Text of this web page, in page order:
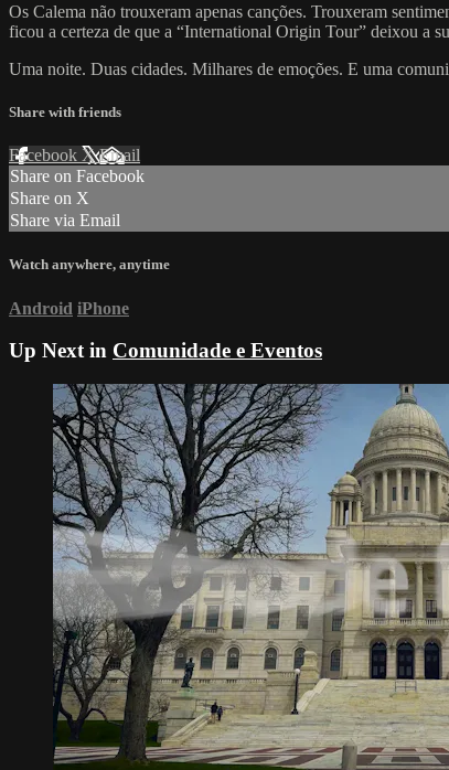
Os Calema não trouxeram apenas canções. Trouxeram
ficou a certeza de que a “International Origin Tour” deixou a
Uma noite. Duas cidades. Milhares de emoções. E uma
Share with friends
Facebook XEmail
Share on Facebook
Share on X
Share via Email
Watch anywhere, anytime
Android iPhone
Up Next in Comunidade e Eventos